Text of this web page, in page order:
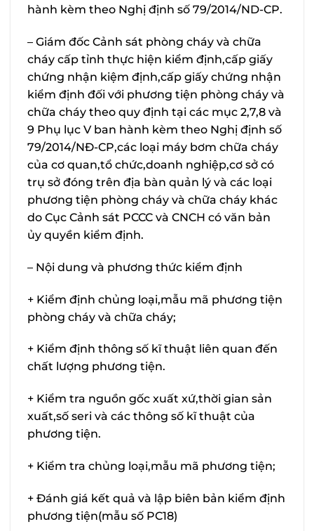
hành kèm theo Nghị định số 79/2014/ND-CP.
– Giám đốc Cảnh sát phòng cháy và chữa
cháy cấp tỉnh thực hiện kiểm định,cấp giấy
chứng nhận kiệm định,cấp giấy chứng nhận
kiểm định đối với phương tiện phòng cháy và
chữa cháy theo quy định tại các mục 2,7,8 và
9 Phụ lục V ban hành kèm theo Nghị định số
79/2014/NĐ-CP,các loại máy bơm chữa cháy
của cơ quan,tổ chức,doanh nghiệp,cơ sở có
trụ sở đóng trên địa bàn quản lý và các loại
phương tiện phòng cháy và chữa cháy khác
do Cục Cảnh sát PCCC và CNCH có văn bản
ủy quyền kiểm định.
– Nội dung và phương thức kiểm định
+ Kiểm định chủng loại,mẫu mã phương tiện
phòng cháy và chữa cháy;
+ Kiểm định thông số kĩ thuật liên quan đến
chất lượng phương tiện.
+ Kiểm tra nguồn gốc xuất xứ,thời gian sản
xuất,số seri và các thông số kĩ thuật của
phương tiện.
+ Kiểm tra chủng loại,mẫu mã phương tiện;
+ Đánh giá kết quả và lập biên bản kiểm định
phương tiện(mẫu số PC18)